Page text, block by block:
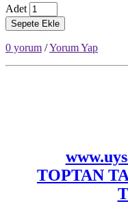
Adet
Sepete Ekle
0 yorum /Yorum Yap
TOPTAN